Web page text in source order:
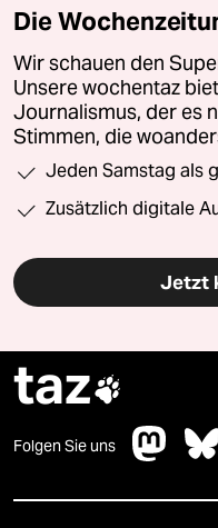
Die
Wir schauen den
Unsere wochentaz
Journalismus, der es
Stimmen, die
Jeden Samstag als
Zusätzlich digitale
Jetzt
taz
Folgen Sie uns